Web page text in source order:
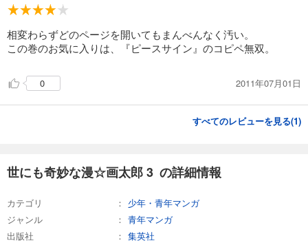
相変わらずどのページを開いてもまんべんなく汚い。
この巻のお気に入りは、『ピースサイン』のコピペ無双。
0 2011年07月01日
すべてのレビューを見る(1)
世にも奇妙な漫☆画太郎 3 の詳細情報
カテゴリ
少年・青年マンガ
ジャンル
青年マンガ
出版社
集英社